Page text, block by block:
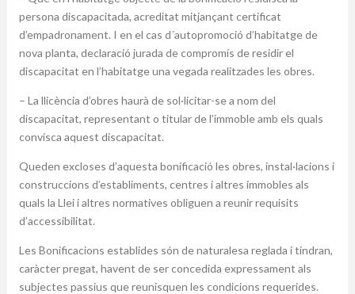
persona discapacitada, acreditat mitjançant certificat
d’empadronament. I en el cas d´autopromoció d’habitatge de
nova planta, declaració jurada de compromís de residir el
discapacitat en l’habitatge una vegada realitzades les obres.
– La llicència d’obres haurà de sol·licitar-se a nom del
discapacitat, representant o titular de l’immoble amb els quals
convisca aquest discapacitat.
Queden excloses d’aquesta bonificació les obres, instal·lacions i
construccions d’establiments, centres i altres immobles als
quals la Llei i altres normatives obliguen a reunir requisits
d’accessibilitat.
Les Bonificacions establides són de naturalesa reglada i tindran,
caràcter pregat, havent de ser concedida expressament als
subjectes passius que reunisquen les condicions requerides.